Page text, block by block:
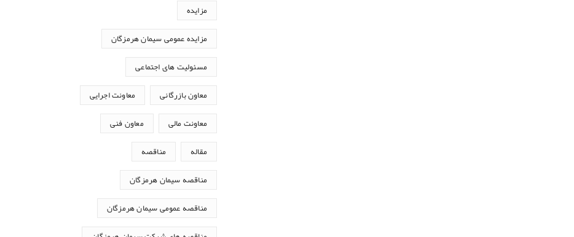
مزایده
مزایده عمومی سیمان هرمزگان
مسئولیت های اجتماعی
معاون بازرگانی معاونت اجرایی
معاونت مالی معاون فنی
مقاله مناقصه
مناقصه سیمان هرمزگان
مناقصه عمومی سیمان هرمزگان